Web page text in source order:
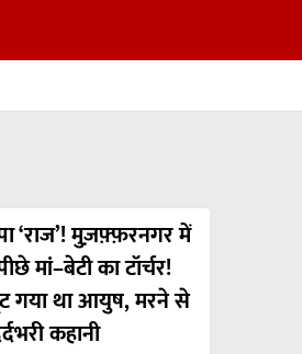
‘राज’! मुज़फ़्फ़रनगर में
मां–बेटी का टॉर्चर!
गया था आयुष, मरने से
कहानी